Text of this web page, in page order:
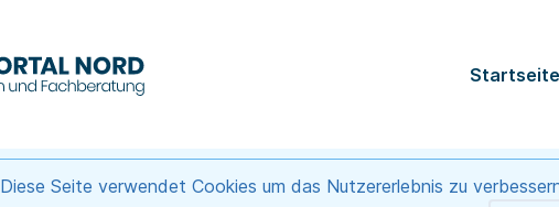
Diese Seite verwendet Cookies um das Nutzererlebnis zu
Startseite